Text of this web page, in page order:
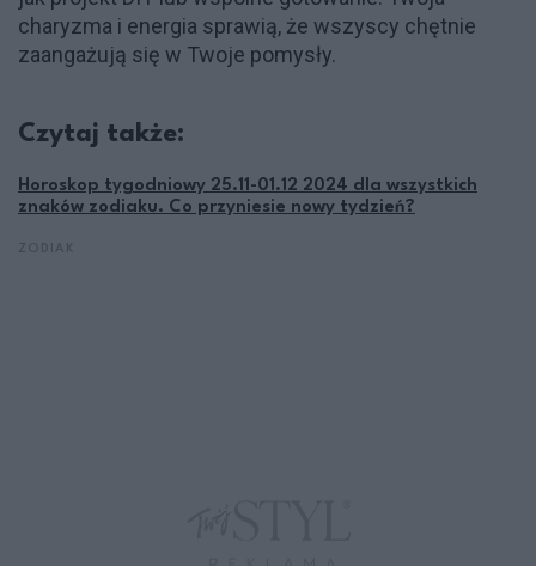
charyzma i energia sprawią, że wszyscy chętnie
zaangażują się w Twoje pomysły.
Czytaj także:
Horoskop tygodniowy 25.11-01.12 2024 dla wszystkich
znaków zodiaku. Co przyniesie nowy tydzień?